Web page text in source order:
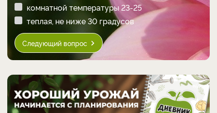
комнатной температуры 23-25
теплая, не ниже 30 градусов
Следующий вопрос